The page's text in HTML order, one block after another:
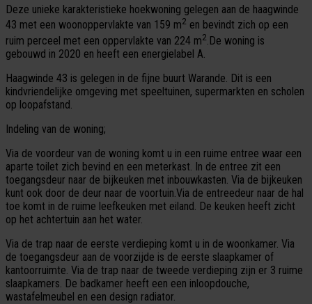
Deze unieke karakteristieke hoekwoning gelegen aan de haagwinde
43 met een woonoppervlakte van 159 m2 en bevindt zich op een
ruim perceel met een oppervlakte van 224 m2.De woning is
gebouwd in 2020 en heeft een energielabel A.
Haagwinde 43 is gelegen in de fijne buurt Warande. Dit is een
kindvriendelijke omgeving met speeltuinen, supermarkten en scholen
op loopafstand.
Indeling van de woning;
Via de voordeur van de woning komt u in een ruime entree waar een
aparte toilet zich bevind en een meterkast. In de entree zit een
toegangsdeur naar de bijkeuken met inbouwkasten. Via de bijkeuken
kunt ook door de deur naar de voortuin.Via de entreedeur naar de hal
toe komt in de ruime leefkeuken met eiland. De keuken heeft zicht
op het achtertuin aan het water.
Via de trap naar de eerste verdieping komt u in de woonkamer. Via
de toegangsdeur aan de voorzijde is de eerste slaapkamer of
kantoorruimte. Via de trap naar de tweede verdieping zijn er 3 ruime
slaapkamers. De badkamer heeft een een inloopdouche,
wastafelmeubel en een design radiator.